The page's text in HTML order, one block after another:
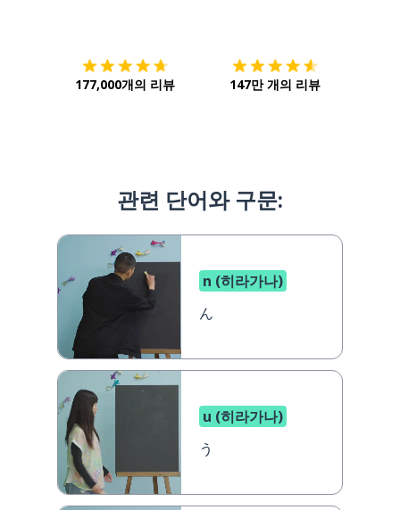
177,000개의 리뷰 147만 개의 리뷰
관련 단어와 구문:
n (히라가나)
ん
u (히라가나)
う